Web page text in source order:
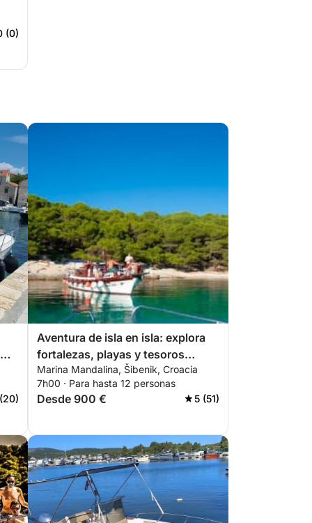
(0)
Aventura de isla en isla: explora
fortalezas, playas y tesoros
ocultos
Marina Mandalina, Šibenik, Croacia
7h00 · Para hasta 12 personas
Desde 900 € 5 (51)